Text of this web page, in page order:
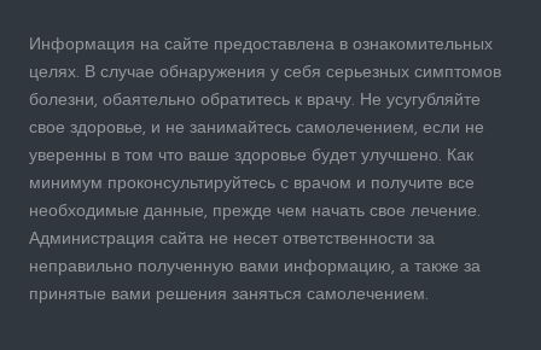
Информация на сайте предоставлена в ознакомительных
целях. В случае обнаружения у себя серьезных симптомов
болезни, обаятельно обратитесь к врачу. Не усугубляйте
свое здоровье, и не занимайтесь самолечением, если не
уверенны в том что ваше здоровье будет улучшено. Как
минимум проконсультируйтесь с врачом и получите все
необходимые данные, прежде чем начать свое лечение.
Администрация сайта не несет ответственности за
неправильно полученную вами информацию, а также за
принятые вами решения заняться самолечением.